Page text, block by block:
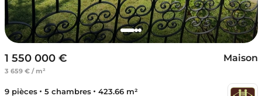
1 550 000 €
3 659 € / m²
Maison
9 pièces 5 chambres
423.66 m²